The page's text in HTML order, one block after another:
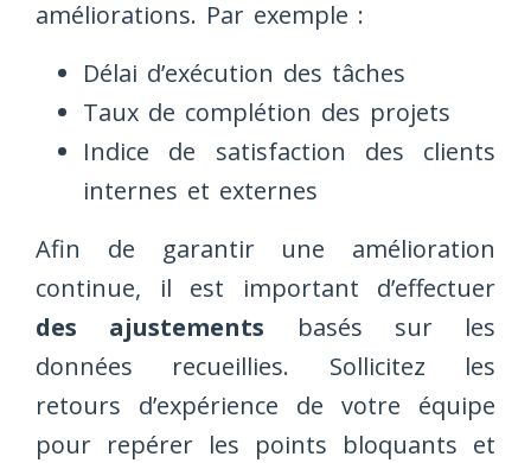
améliorations. Par exemple :
Délai d’exécution des tâches
Taux de complétion des projets
Indice de satisfaction des clients
internes et externes
Afin de garantir une amélioration
continue, il est important d’effectuer
des ajustements basés sur les
données recueillies. Sollicitez les
retours d’expérience de votre équipe
pour repérer les points bloquants et